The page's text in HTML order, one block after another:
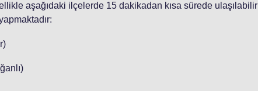
aşağıdaki ilçelerde 15 dakikadan kısa sürede ulaşılabilir